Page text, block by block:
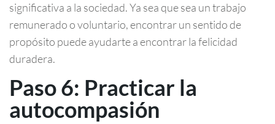
significativa a la sociedad. Ya sea que sea un trabajo
remunerado o voluntario, encontrar un sentido de
propósito puede ayudarte a encontrar la felicidad
duradera.
Paso 6: Practicar la
autocompasión